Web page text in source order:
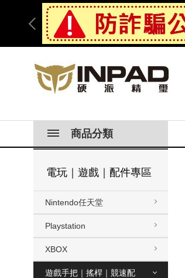
商品分類
電玩｜遊戲｜配件專區
Nintendo任天堂
Playstation
XBOX
遊戲手把｜搖桿｜競速配